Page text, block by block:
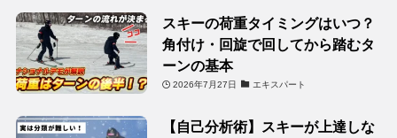
スキーの荷重タイミングはいつ？
角付け・回旋で回してから踏むタ
ーンの基本
2026年7月27日 エキスパート
【自己分析術】スキーが上達しな